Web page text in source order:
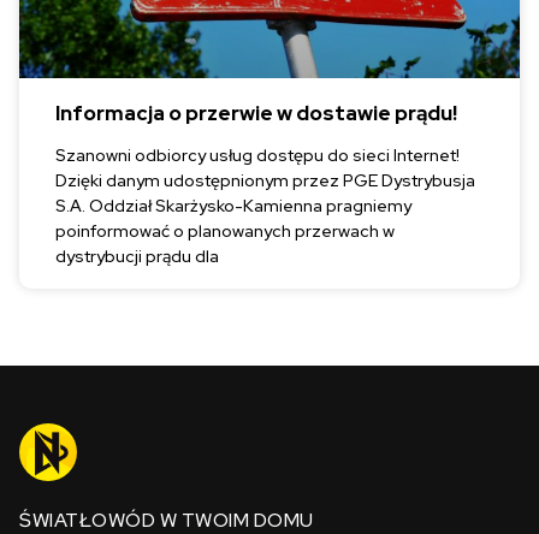
Informacja o przerwie w dostawie prądu!
Szanowni odbiorcy usług dostępu do sieci Internet!
Dzięki danym udostępnionym przez PGE Dystrybusja
S.A. Oddział Skarżysko-Kamienna pragniemy
poinformować o planowanych przerwach w
dystrybucji prądu dla
ŚWIATŁOWÓD W TWOIM DOMU